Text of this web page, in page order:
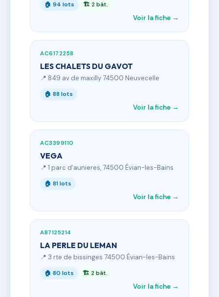
🏠 94 lots 🏗 2 bât.
Voir la fiche →
AC6172258
LES CHALETS DU GAVOT
📍 849 av de maxilly 74500 Neuvecelle
🏠 88 lots
Voir la fiche →
AC3399110
VEGA
📍 1 parc d'aunieres, 74500 Évian-les-Bains
🏠 81 lots
Voir la fiche →
AB7125214
LA PERLE DU LEMAN
📍 3 rte de bissinges 74500 Évian-les-Bains
🏠 80 lots 🏗 2 bât.
Voir la fiche →